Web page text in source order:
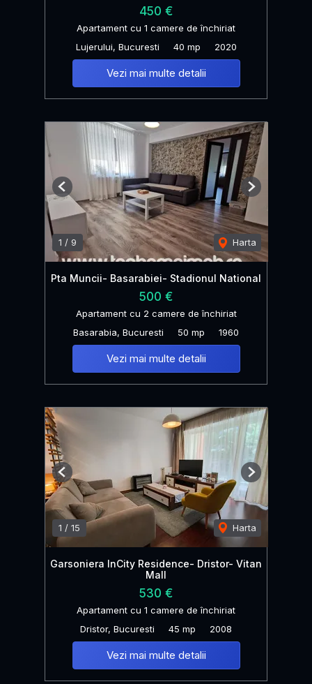
450 €
Apartament cu 1 camere de închiriat
Lujerului, Bucuresti
40 mp 2020
Vezi mai multe detalii
1 / 9 Harta
Previous Next
Pta Muncii- Basarabiei- Stadionul National
500 €
Apartament cu 2 camere de închiriat
Basarabia, Bucuresti
50 mp 1960
Vezi mai multe detalii
1 / 15 Harta
Previous Next
Garsoniera InCity Residence- Dristor- Vitan
Mall
530 €
Apartament cu 1 camere de închiriat
Dristor, Bucuresti
45 mp 2008
Vezi mai multe detalii